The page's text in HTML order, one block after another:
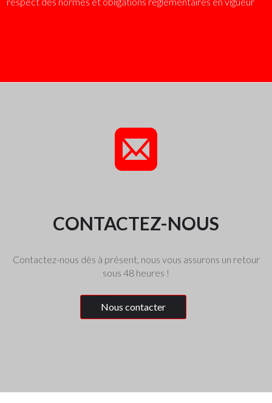
CONTACTEZ-NOUS
Contactez-nous dès à présent, nous vous assurons un retour
sous 48 heures !
Nous contacter